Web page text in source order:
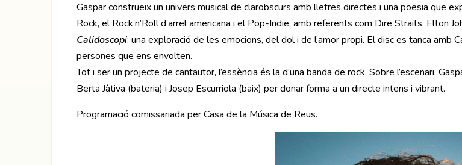
Gaspar construeix un univers musical de clarobscurs amb lletres directes i una poesia que
Rock, el Rock’n’Roll d’arrel americana i el Pop-Indie, amb referents com Dire Straits, Elton
Calidoscopi: una exploració de les emocions, del dol i de l’amor propi. El disc es tanca amb
persones que ens envolten.
Tot i ser un projecte de cantautor, l’essència és la d’una banda de rock. Sobre l’escenari,
Berta Jàtiva (bateria) i Josep Escurriola (baix) per donar forma a un directe intens i vibrant.
Programació comissariada per Casa de la Música de Reus.